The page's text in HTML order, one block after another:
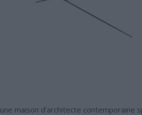
maison d’architecte contemporaine